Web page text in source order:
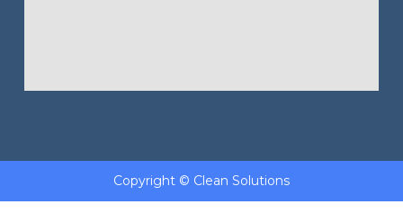
Copyright © Clean Solutions